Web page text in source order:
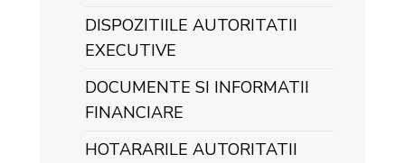
DISPOZITIILE AUTORITATII
EXECUTIVE
DOCUMENTE SI INFORMATII
FINANCIARE
HOTARARILE AUTORITATII